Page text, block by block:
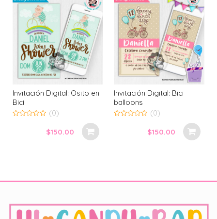
Invitación Digital: Osito en
Bici
(0)
$150.00
Invitación Digital: Bici
balloons
(0)
$150.00